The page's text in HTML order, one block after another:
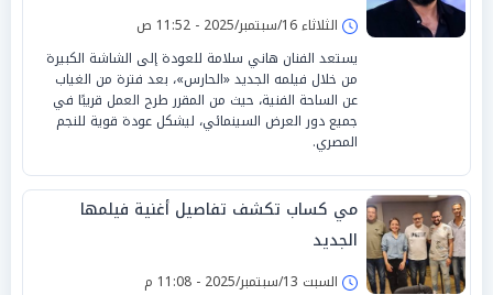
الثلاثاء 16/سبتمبر/2025 - 11:52 ص
يستعد الفنان هاني سلامة للعودة إلى الشاشة الكبيرة
من خلال فيلمه الجديد «الحارس»، بعد فترة من الغياب
عن الساحة الفنية، حيث من المقرر طرح العمل قريبًا في
جميع دور العرض السينمائي، ليشكل عودة قوية للنجم
المصري.
مي كساب تكشف تفاصيل أغنية فيلمها
الجديد
السبت 13/سبتمبر/2025 - 11:08 م